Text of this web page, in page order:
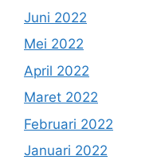
Juni 2022
Mei 2022
April 2022
Maret 2022
Februari 2022
Januari 2022